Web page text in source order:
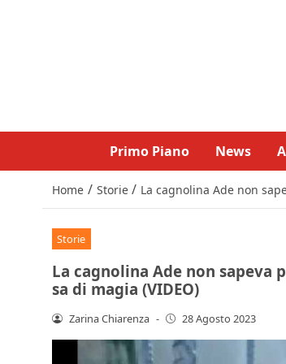
Primo Piano News
Home / Storie / La cagnolina Ade non
Storie
La cagnolina Ade non sapeva
sa di magia (VIDEO)
Zarina Chiarenza - 28 Agosto 2023